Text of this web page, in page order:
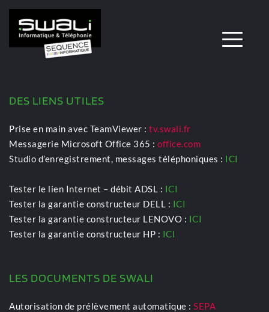
DES LIENS UTILES
Prise en main avec TeamViewer : tv.swali.fr
Messagerie Microsoft Office 365 : office.com
Studio d’enregistrement, messages téléphoniques : ICI
Tester le lien Internet – débit ADSL : ICI
Tester la garantie constructeur DELL : ICI
Tester la garantie constructeur LENOVO : ICI
Tester la garantie constructeur HP : ICI
LES DOCUMENTS DE SWALI
Autorisation de prélèvement automatique : SEPA